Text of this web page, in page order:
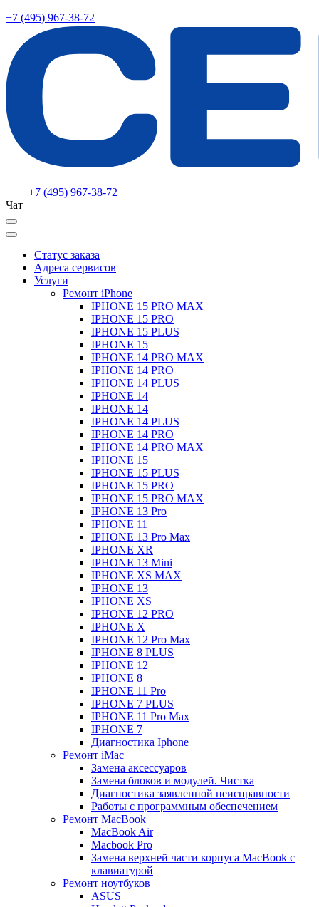
+7 (495) 967-38-72
+7 (495) 967-38-72
Чат
Статус заказа
Адреса сервисов
Услуги
Ремонт iPhone
IPHONE 15 PRO MAX
IPHONE 15 PRO
IPHONE 15 PLUS
IPHONE 15
IPHONE 14 PRO MAX
IPHONE 14 PRO
IPHONE 14 PLUS
IPHONE 14
IPHONE 14
IPHONE 14 PLUS
IPHONE 14 PRO
IPHONE 14 PRO MAX
IPHONE 15
IPHONE 15 PLUS
IPHONE 15 PRO
IPHONE 15 PRO MAX
IPHONE 13 Pro
IPHONE 11
IPHONE 13 Pro Max
IPHONE XR
IPHONE 13 Mini
IPHONE XS MAX
IPHONE 13
IPHONE XS
IPHONE 12 PRO
IPHONE X
IPHONE 12 Pro Max
IPHONE 8 PLUS
IPHONE 12
IPHONE 8
IPHONE 11 Pro
IPHONE 7 PLUS
IPHONE 11 Pro Max
IPHONE 7
Диагностика Iphone
Ремонт iMac
Замена аксессуаров
Замена блоков и модулей. Чистка
Диагностика заявленной неисправности
Работы с программным обеспечением
Ремонт MacBook
MacBook Air
Macbook Pro
Замена верхней части корпуса MacBook с
клавиатурой
Ремонт ноутбуков
ASUS